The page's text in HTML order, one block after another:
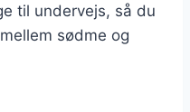
til undervejs, så du
sødme og